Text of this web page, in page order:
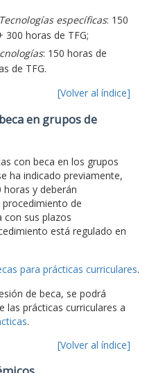
Tecnologías específicas: 150
300 horas de TFG;
: 150 horas de
de TFG.
[Volver al índice]
en grupos de
con beca en los grupos
ha indicado previamente,
horas y deberán
de
con sus plazos
está regulado en
para prácticas curriculares.
de beca, se podrá
las prácticas curriculares a
.
[Volver al índice]